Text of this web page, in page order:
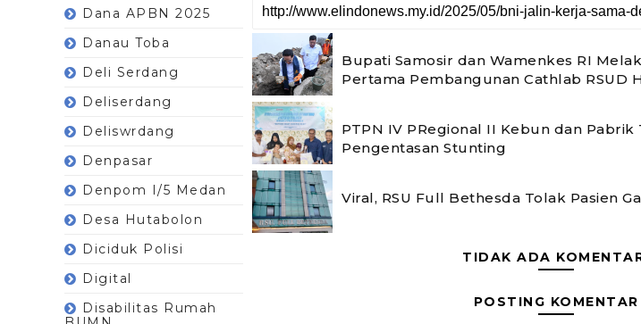
Dana APBN 2025
Danau Toba
Deli Serdang
Deliserdang
Deliswrdang
Denpasar
Denpom I/5 Medan
Desa Hutabolon
Diciduk Polisi
Digital
Disabilitas Rumah
Bupati Samosir dan Wamenkes RI
Pertama Pembangunan Cathlab RSUD
PTPN IV PRegional II Kebun dan
Pengentasan Stunting
Viral, RSU Full Bethesda Tolak Pasien
TIDAK ADA
POSTING KOMENTAR